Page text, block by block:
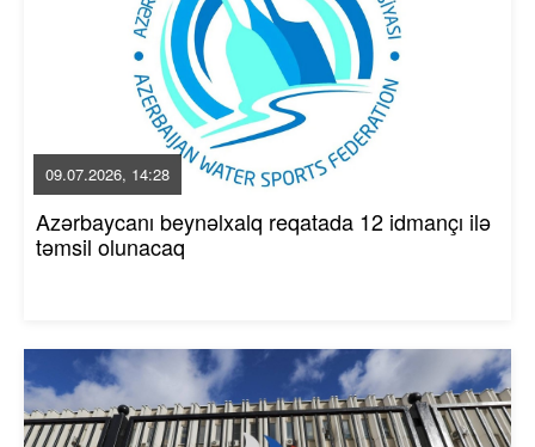
09.07.2026, 14:28
Azərbaycanı beynəlxalq reqatada 12 idmançı ilə
təmsil olunacaq